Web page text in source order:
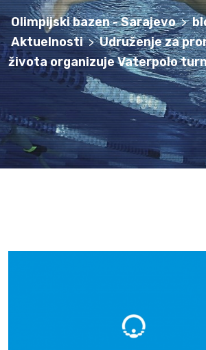
Olimpijski bazen - Sarajevo >
Aktuelnosti > Udruženje za
života organizuje Vaterpolo